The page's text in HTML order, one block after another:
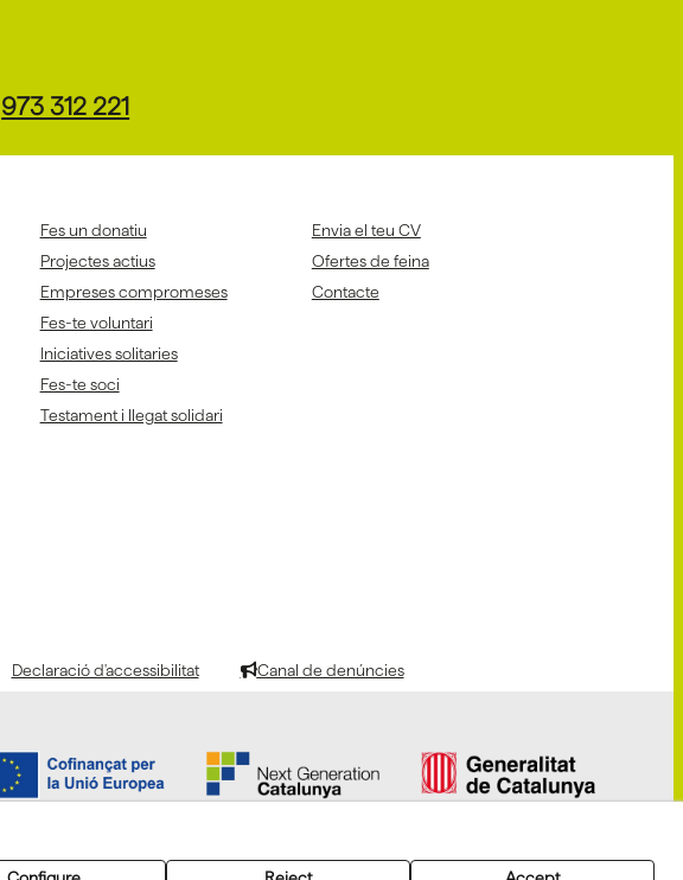
973 312 221
Fes un donatiu
Projectes actius
Empreses compromeses
Fes-te voluntari
Iniciatives solitaries
Fes-te soci
Testament i llegat solidari
Envia el teu CV
Ofertes de feina
Contacte
Declaració d'accessibilitat Canal de denúncies